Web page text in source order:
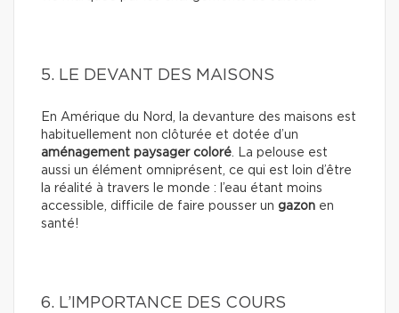
5. LE DEVANT DES MAISONS
En Amérique du Nord, la devanture des maisons est
habituellement non clôturée et dotée d’un
aménagement paysager coloré. La pelouse est
aussi un élément omniprésent, ce qui est loin d’être
la réalité à travers le monde : l’eau étant moins
accessible, difficile de faire pousser un gazon en
santé!
6. L’IMPORTANCE DES COURS